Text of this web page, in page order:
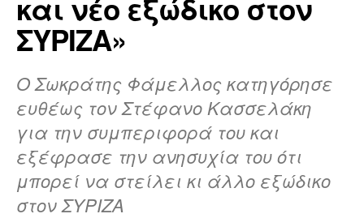
και νέο εξώδικο στον
ΣΥΡΙΖΑ»
Ο Σωκράτης Φάμελλος κατηγόρησε
ευθέως τον Στέφανο Κασσελάκη
για την συμπεριφορά του και
εξέφρασε την ανησυχία του ότι
μπορεί να στείλει κι άλλο εξώδικο
στον ΣΥΡΙΖΑ